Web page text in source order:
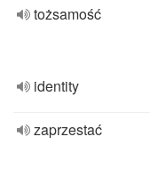
tożsamość
identity
zaprzestać